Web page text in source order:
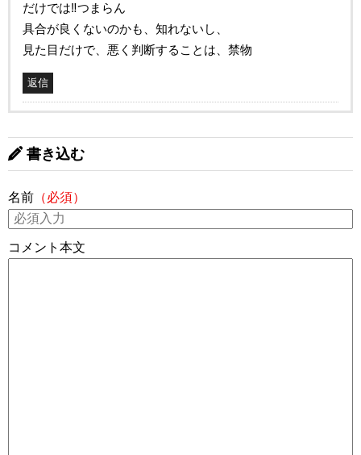
だけでは‼つまらん
具合が良くないのかも、知れないし、
見た目だけで、悪く判断することは、禁物
返信
書き込む
名前 （必須）
コメント本文